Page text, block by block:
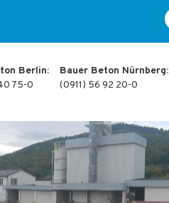
Berlin:
75-0
Bauer Beton Nürnberg:
(0911) 56 92 20-0